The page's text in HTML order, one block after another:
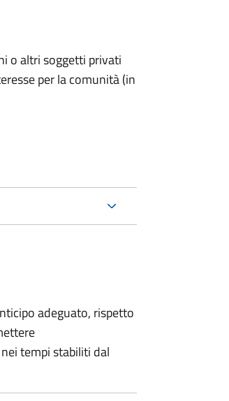
o altri soggetti privati
per la comunità (in
adeguato, rispetto
tempi stabiliti dal